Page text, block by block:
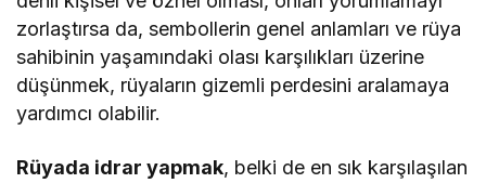
zorlaştırsa da, sembollerin genel anlamları ve rüya
sahibinin yaşamındaki olası karşılıkları üzerine
düşünmek, rüyaların gizemli perdesini aralamaya
yardımcı olabilir.
Rüyada idrar yapmak, belki de en sık karşılaşılan